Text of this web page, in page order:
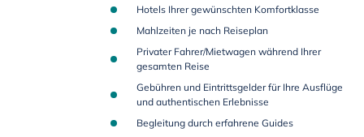
Hotels Ihrer gewünschten Komfortklasse
Mahlzeiten je nach Reiseplan
Privater Fahrer/Mietwagen während Ihrer
gesamten Reise
Gebühren und Eintrittsgelder für Ihre Ausflüge
und authentischen Erlebnisse
Begleitung durch erfahrene Guides